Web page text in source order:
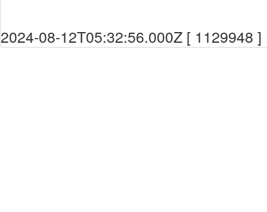
2024-08-12T05:32:56.000Z [ 1129948 ]